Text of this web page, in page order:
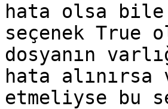
hata olsa bile
seçenek True
dosyanın
hata alınırsa
etmeliyse bu